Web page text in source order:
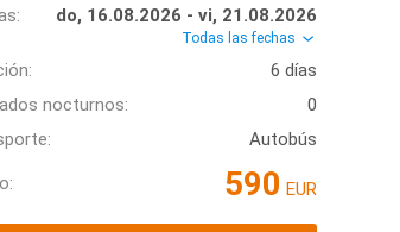
do, 16.08.2026 - vi, 21.08.2026
Todas las fechas
6 días
nocturnos:
0
Autobús
590 EUR